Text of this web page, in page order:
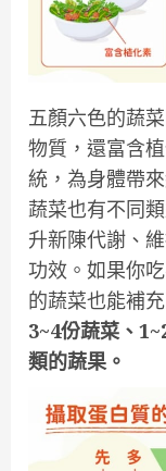
五顏六色的蔬
物質，還富含
統，為身體帶
蔬菜也有不同
升新陳代謝、
功效。如果你
的蔬菜也能補
3~4份蔬菜、
類的蔬果。